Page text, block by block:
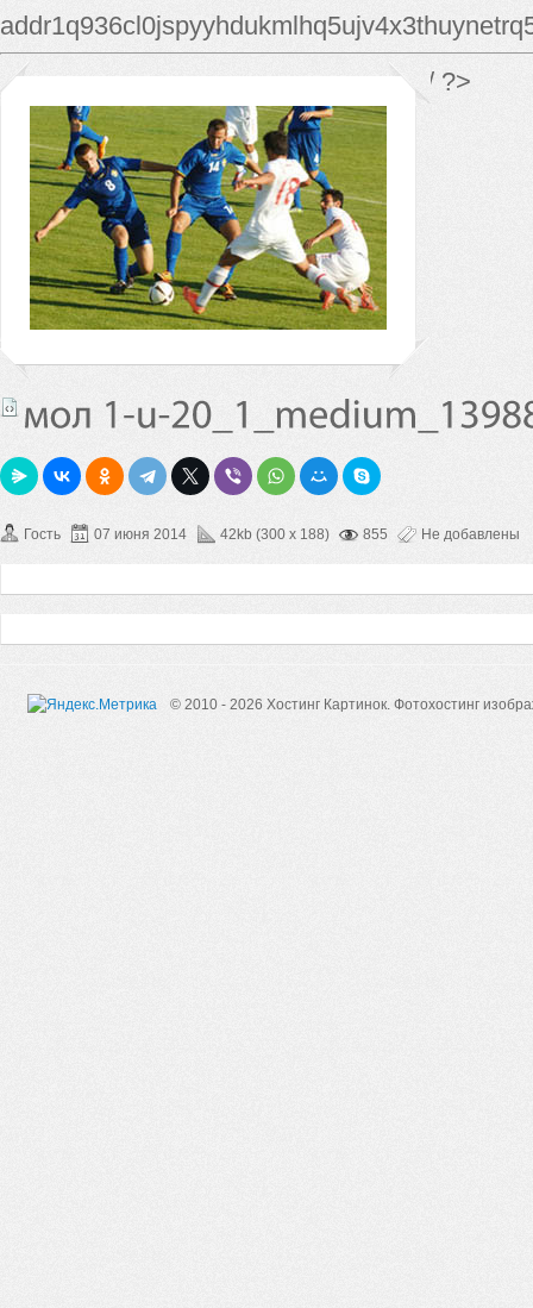
*/ ?>
Гость 07 июня 2014 42kb (300 x 188) 855 Не добавлены
© 2010 - 2026 Хостинг Картинок. Фотохостинг